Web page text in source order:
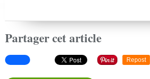
Partager cet article
Repost